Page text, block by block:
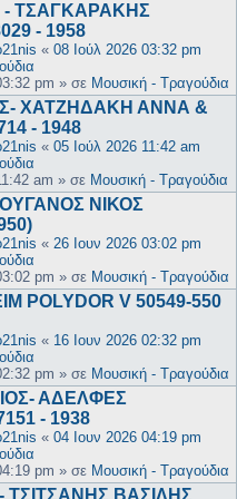
- ΤΣΑΓΚΑΡΑΚΗΣ
- 1958
« 08 Ιούλ 2026 03:32 pm
pm » σε Μουσική - Τραγούδια
ΧΑΤΖΗΔΑΚΗ ΑΝΝΑ &
- 1948
« 05 Ιούλ 2026 11:42 am
am » σε Μουσική - Τραγούδια
ΝΙΚΟΣ
« 26 Ιουν 2026 03:02 pm
pm » σε Μουσική - Τραγούδια
V 50549-550
« 16 Ιουν 2026 02:32 pm
pm » σε Μουσική - Τραγούδια
ΑΔΕΛΦΕΣ
- 1938
« 04 Ιουν 2026 04:19 pm
pm » σε Μουσική - Τραγούδια